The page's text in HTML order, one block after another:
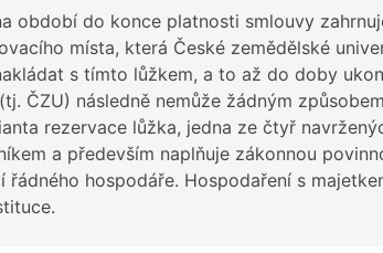
období do konce platnosti smlouvy
místa, která České zemědělské
s tímto lůžkem, a to až do doby
ČZU) následně nemůže žádným
rezervace lůžka, jedna ze čtyř
a především naplňuje zákonnou
řádného hospodáře. Hospodaření s